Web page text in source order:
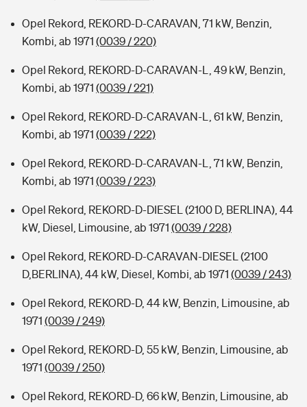
Opel Rekord, REKORD-D-CARAVAN, 71 kW, Benzin,
Kombi, ab 1971 (0039 / 220)
Opel Rekord, REKORD-D-CARAVAN-L, 49 kW, Benzin,
Kombi, ab 1971 (0039 / 221)
Opel Rekord, REKORD-D-CARAVAN-L, 61 kW, Benzin,
Kombi, ab 1971 (0039 / 222)
Opel Rekord, REKORD-D-CARAVAN-L, 71 kW, Benzin,
Kombi, ab 1971 (0039 / 223)
Opel Rekord, REKORD-D-DIESEL (2100 D, BERLINA), 44
kW, Diesel, Limousine, ab 1971 (0039 / 228)
Opel Rekord, REKORD-D-CARAVAN-DIESEL (2100
D,BERLINA), 44 kW, Diesel, Kombi, ab 1971 (0039 / 243)
Opel Rekord, REKORD-D, 44 kW, Benzin, Limousine, ab
1971 (0039 / 249)
Opel Rekord, REKORD-D, 55 kW, Benzin, Limousine, ab
1971 (0039 / 250)
Opel Rekord, REKORD-D, 66 kW, Benzin, Limousine, ab